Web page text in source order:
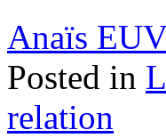
Anaïs
Posted in
relation